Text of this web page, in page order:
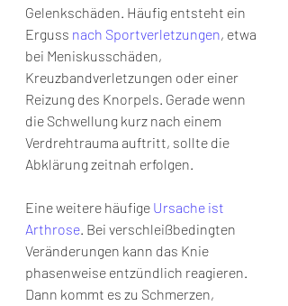
Gelenkschäden. Häufig entsteht ein
Erguss nach Sportverletzungen, etwa
bei Meniskusschäden,
Kreuzbandverletzungen oder einer
Reizung des Knorpels. Gerade wenn
die Schwellung kurz nach einem
Verdrehtrauma auftritt, sollte die
Abklärung zeitnah erfolgen.
Eine weitere häufige Ursache ist
Arthrose. Bei verschleißbedingten
Veränderungen kann das Knie
phasenweise entzündlich reagieren.
Dann kommt es zu Schmerzen,